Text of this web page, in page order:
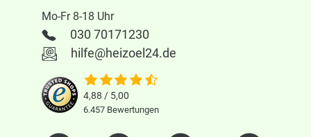
Mo-Fr 8-18 Uhr
030 70171230
hilfe@heizoel24.de
4,88 / 5,00
6.457 Bewertungen